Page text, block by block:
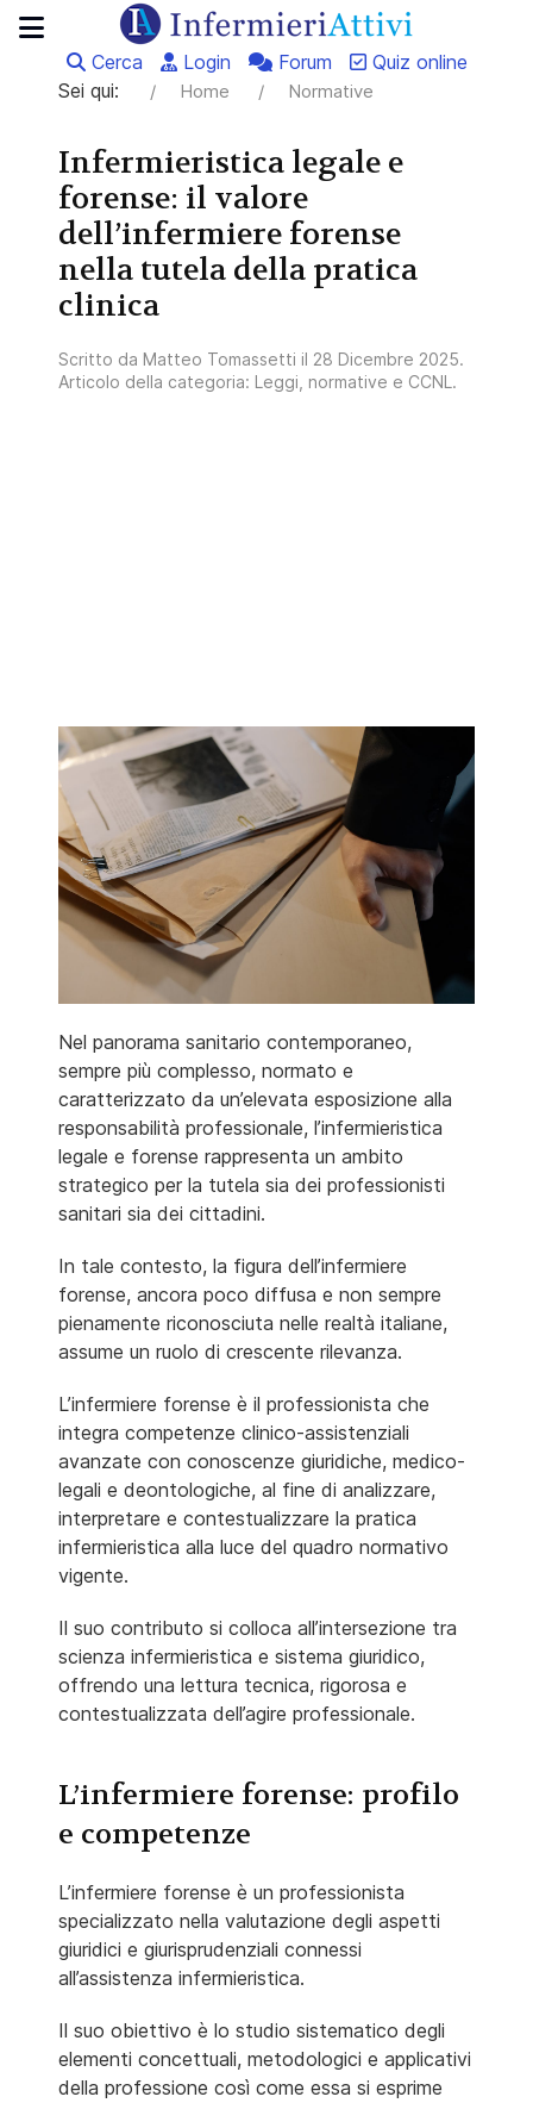
Cerca Login Forum
Quiz online
Sei qui:
Home Normative
Infermieristica legale e
forense: il valore
dell’infermiere forense
nella tutela della pratica
clinica
Scritto da Matteo Tomassetti il 28 Dicembre 2025.
Articolo della categoria: Leggi, normative e CCNL .
Nel panorama sanitario contemporaneo,
sempre più complesso, normato e
caratterizzato da un’elevata esposizione alla
responsabilità professionale, l’infermieristica
legale e forense rappresenta un ambito
strategico per la tutela sia dei professionisti
sanitari sia dei cittadini.
In tale contesto, la figura dell’infermiere
forense, ancora poco diffusa e non sempre
pienamente riconosciuta nelle realtà italiane,
assume un ruolo di crescente rilevanza.
L’infermiere forense è il professionista che
integra competenze clinico-assistenziali
avanzate con conoscenze giuridiche, medico-
legali e deontologiche, al fine di analizzare,
interpretare e contestualizzare la pratica
infermieristica alla luce del quadro normativo
vigente.
Il suo contributo si colloca all’intersezione tra
scienza infermieristica e sistema giuridico,
offrendo una lettura tecnica, rigorosa e
contestualizzata dell’agire professionale.
L’infermiere forense: profilo
e competenze
L’infermiere forense è un professionista
specializzato nella valutazione degli aspetti
giuridici e giurisprudenziali connessi
all’assistenza infermieristica.
Il suo obiettivo è lo studio sistematico degli
elementi concettuali, metodologici e applicativi
della professione così come essa si esprime